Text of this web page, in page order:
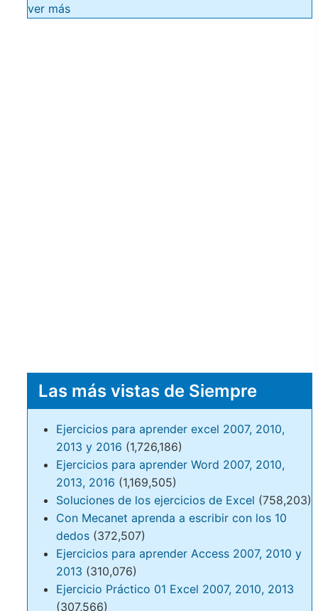
ver más
Las más vistas de Siempre
Ejercicios para aprender excel 2007, 2010,
2013 y 2016 (1,726,186)
Ejercicios para aprender Word 2007, 2010,
2013, 2016 (1,169,505)
Soluciones de los ejercicios de Excel (758,203)
Con Mecanet aprenda a escribir con los 10
dedos (372,507)
Ejercicios para aprender Access 2007, 2010 y
2013 (310,076)
Ejercicio Práctico 01 Excel 2007, 2010, 2013
(307,566)